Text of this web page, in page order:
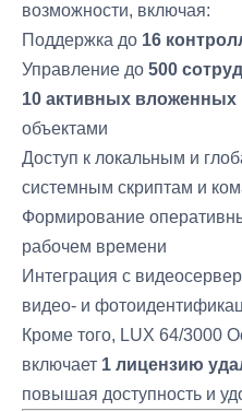
возможности, включая:
Поддержка до 16
Управление до 500
10 активных вложенных
объектами
Доступ к локальным и
системным скриптам и
Формирование
рабочем времени
Интеграция с
видео- и
Кроме того, LUX 64/3000
включает 1 лицензию
повышая доступность и